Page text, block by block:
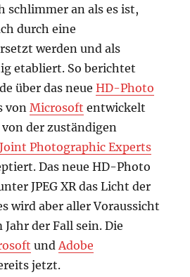
schlimmer an als es ist,
durch eine
werden und als
etabliert. So berichtet
über das neueHD-Photo
vonMicrosoft entwickelt
der zuständigen
Joint Photographic Experts
Das neue HD-Photo
JPEG XR das Licht der
wird aber aller Voraussicht
der Fall sein. Die
undAdobe
jetzt.